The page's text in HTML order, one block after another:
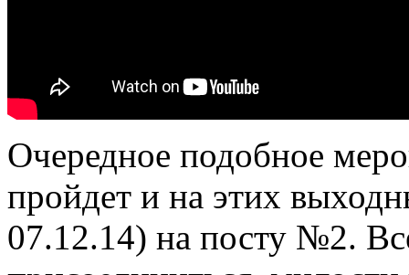
Очередное подобное
пройдет и на этих
07.12.14) на посту №2.